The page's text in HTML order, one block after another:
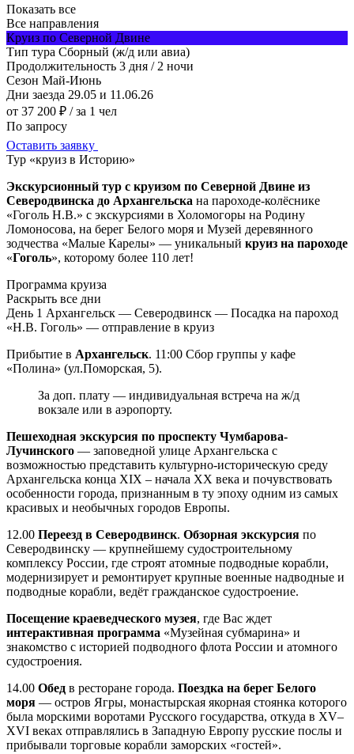
Показать все
Все направления
Круиз по Северной Двине
Тип тура Сборный (ж/д или авиа)
Продолжительность 3 дня / 2 ночи
Сезон Май-Июнь
Дни заезда 29.05 и 11.06.26
от 37 200 ₽ / за 1 чел
По запросу
Оставить заявку
Тур «круиз в Историю»
Экскурсионный тур с круизом по Северной Двине из
Северодвинска до Архангельска на пароходе-колёснике
«Гоголь Н.В.» с экскурсиями в Холомогоры на Родину
Ломоносова, на берег Белого моря и Музей деревянного
зодчества «Малые Карелы» — уникальный круиз на пароходе
«Гоголь», которому более 110 лет!
Программа круиза
Раскрыть все дни
День 1 Архангельск — Северодвинск — Посадка на пароход
«Н.В. Гоголь» — отправление в круиз
Прибытие в Архангельск. 11:00 Сбор группы у кафе
«Полина» (ул.Поморская, 5).
За доп. плату — индивидуальная встреча на ж/д
вокзале или в аэропорту.
Пешеходная экскурсия по проспекту Чумбарова-
Лучинского — заповедной улице Архангельска с
возможностью представить культурно-историческую среду
Архангельска конца XIX – начала XX века и почувствовать
особенности города, признанным в ту эпоху одним из самых
красивых и необычных городов Европы.
12.00 Переезд в Северодвинск. Обзорная экскурсия по
Северодвинску — крупнейшему судостроительному
комплексу России, где строят атомные подводные корабли,
модернизирует и ремонтирует крупные военные надводные и
подводные корабли, ведёт гражданское судостроение.
Посещение краеведческого музея, где Вас ждет
интерактивная программа «Музейная субмарина» и
знакомство с историей подводного флота России и атомного
судостроения.
14.00 Обед в ресторане города. Поездка на берег Белого
моря — остров Ягры, монастырская якорная стоянка которого
была морскими воротами Русского государства, откуда в XV–
XVI веках отправлялись в Западную Европу русские послы и
прибывали торговые корабли заморских «гостей».